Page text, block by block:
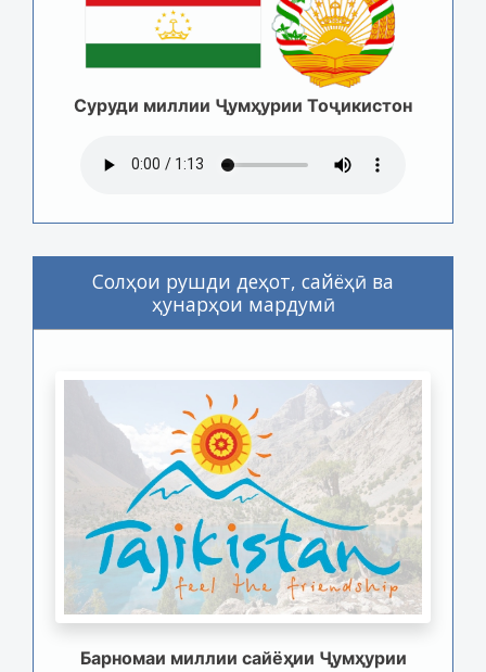
Суруди миллии Ҷумҳурии Тоҷикистон
Солҳои рушди деҳот, сайёҳӣ ва
ҳунарҳои мардумӣ
Барномаи миллии сайёҳии Ҷумҳурии